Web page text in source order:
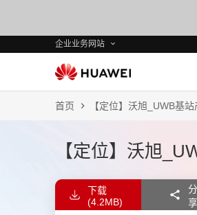
企业业务网站
首页 【定位】沃旭_UWB基
【定位】沃旭
下载
(4.2MB)
分
享